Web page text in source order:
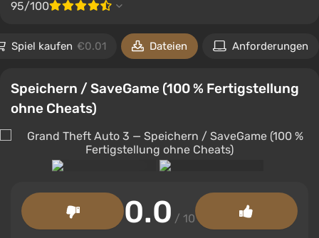
95/100
Spiel kaufen €0.01 Dateien Anforderungen
Speichern / SaveGame (100 % Fertigstellung
ohne Cheats)
0.0 / 10